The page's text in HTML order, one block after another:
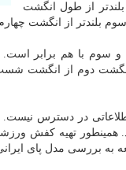
از طول انگشت
بلندتر از انگشت
و سوم با هم برابر
دوم از انگشت
در دسترس
تهیه کفش
به بررسی مدل پای